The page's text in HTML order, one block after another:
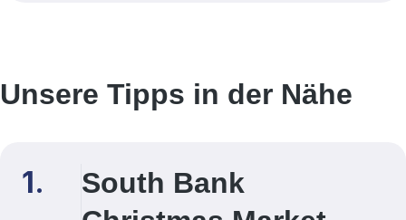
Unsere Tipps in der Nähe
1.
South Bank